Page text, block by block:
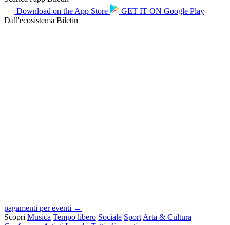
Download on the App Store GET IT ON Google Play
Dall'ecosistema Biletin
pagamenti per eventi →
Scopri Musica Tempo libero Sociale Sport Arta & Cultura